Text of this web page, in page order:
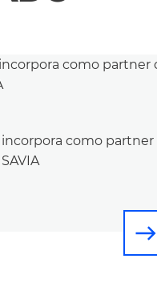
incorpora como partner
east